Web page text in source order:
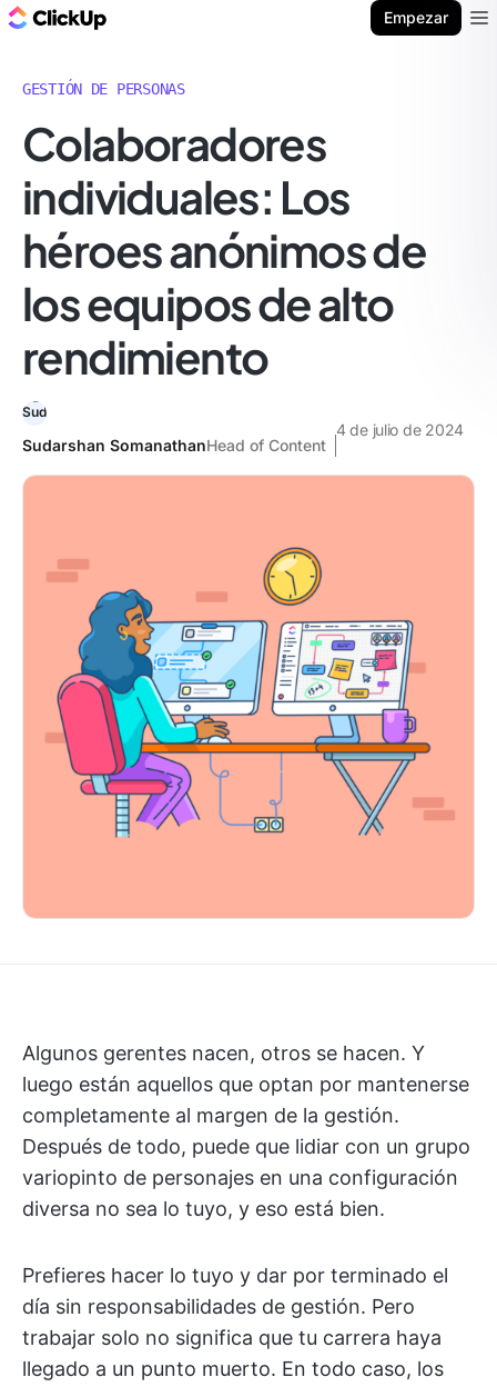
Empezar
GESTIÓN DE PERSONAS
Colaboradores
individuales: Los
héroes anónimos de
los equipos de alto
rendimiento
Sudarshan SomanathanHead of Content
4 de julio de 2024
Algunos gerentes nacen, otros se hacen. Y
luego están aquellos que optan por mantenerse
completamente al margen de la gestión.
Después de todo, puede que lidiar con un grupo
variopinto de personajes en una configuración
diversa no sea lo tuyo, y eso está bien.
Prefieres hacer lo tuyo y dar por terminado el
día sin responsabilidades de gestión. Pero
trabajar solo no significa que tu carrera haya
llegado a un punto muerto. En todo caso, los